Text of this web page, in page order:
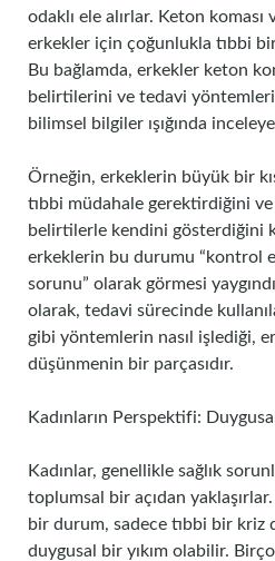
odaklı ele alırlar. Keton
erkekler için çoğunlukla tıbbi
Bu bağlamda, erkekler keton
belirtilerini ve tedavi
bilimsel bilgiler ışığında
Örneğin, erkeklerin büyük bir
tıbbi müdahale gerektirdiğini
belirtilerle kendini gösterdiğini
erkeklerin bu durumu “kontrol
sorunu” olarak görmesi
olarak, tedavi sürecinde
gibi yöntemlerin nasıl işlediği,
düşünmenin bir parçasıdır.
Kadınların Perspektifi:
Kadınlar, genellikle sağlık
toplumsal bir açıdan
bir durum, sadece tıbbi bir kriz
duygusal bir yıkım olabilir.